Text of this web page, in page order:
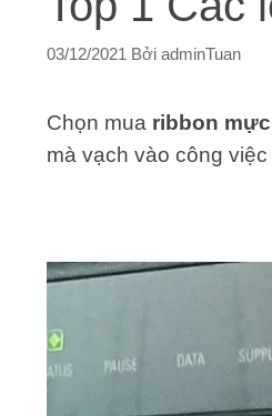
03/12/2021 Bởi adminTuan
Chọn mua ribbon
mà vạch vào công việc